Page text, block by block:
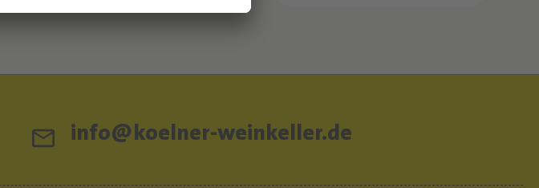
info@koelner-weinkeller.de